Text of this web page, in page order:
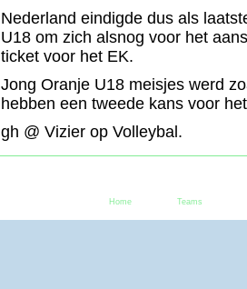
Nederland eindigde dus als
U18 om zich alsnog voor het
ticket voor het EK.
Jong Oranje U18 meisjes werd
hebben een tweede kans voor
gh @ Vizier op Volleybal.
Home Teams